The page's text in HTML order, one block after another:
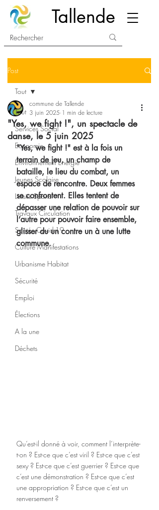
Tallende
Post
Tout
Services Social
Economie
Environnement Energie
Jeunes Scolaire
Loisirs Sports
Travaux Circulation
Santé - Covid-19
Culture Manifestations
Urbanisme Habitat
Sécurité
Emploi
Élections
A la une
Déchets
Tout
"Yes, we fight !", un spectacle de
danse, le 5 juin 2025
commune de Tallende
3 juin 2025 1 min de lecture
"Yes, we fight !" est à la fois un
terrain de jeu, un champ de
bataille, le lieu du combat, un
espace de rencontre. Deux femmes
se confrontent. Elles tentent de
dépasser une relation de pouvoir sur
l’autre pour pouvoir faire ensemble,
glisser du un contre un à une lutte
commune.
Qu’est-il donné à voir, comment l’interprète-
t-on ? Est-ce que c’est viril ? Est-ce que c’est
sexy ? Est-ce que c’est guerrier ? Est-ce que
c’est une démonstration ? Est-ce que c’est
une appropriation ? Est-ce que c’est un
renversement ?